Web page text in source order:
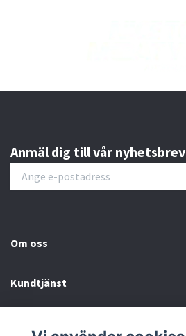
Anmäl dig till vår nyhetsbrev
Om oss
Kundtjänst